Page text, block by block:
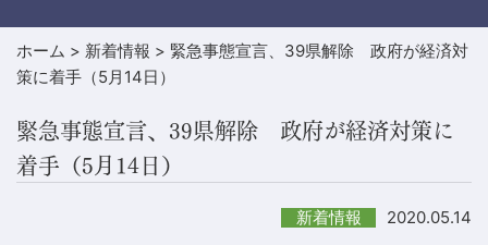
ホーム > 新着情報 > 緊急事態宣言、39県解除 政府が経済対
策に着手（5月14日）
緊急事態宣言、39県解除 政府が経済対策に
着手（5月14日）
新着情報 2020.05.14